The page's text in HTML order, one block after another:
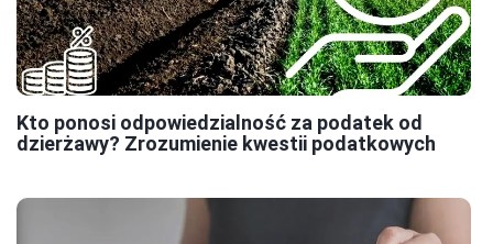
Kto ponosi odpowiedzialność za podatek od
dzierżawy? Zrozumienie kwestii podatkowych